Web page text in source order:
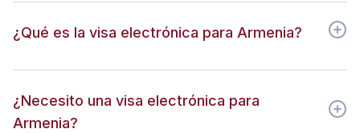
¿Qué es la visa electrónica para Armenia?
¿Necesito una visa electrónica para
Armenia?